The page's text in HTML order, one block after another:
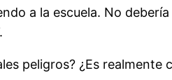
a la escuela. No
peligros? ¿Es realmente